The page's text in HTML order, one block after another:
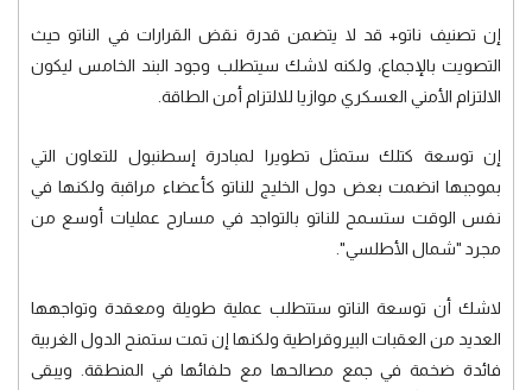
إن تصنيف ناتو+ قد لا يتضمن قدرة نقض القرارات في الناتو حيث
التصويت بالإجماع، ولكنه لاشك سيتطلب وجود البند الخامس ليكون
الالتزام الأمني العسكري موازيا للالتزام أمن الطاقة.
إن توسعة كتلك ستمثل تطويرا لمبادرة إسطنبول للتعاون التي
بموجبها انضمت بعض دول الخليج للناتو كأعضاء مراقبة ولكنها في
نفس الوقت ستسمح للناتو بالتواجد في مسارح عمليات أوسع من
مجرد "شمال الأطلسي".
لاشك أن توسعة الناتو ستتطلب عملية طويلة ومعقدة وتواجهها
العديد من العقبات البيروقراطية ولكنها إن تمت ستمنح الدول الغربية
فائدة ضخمة في جمع مصالحها مع حلفائها في المنطقة. ويبقى